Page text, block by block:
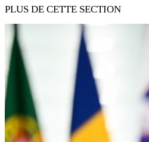
PLUS DE CETTE SECTION